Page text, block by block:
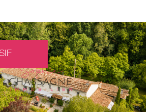
VOIR LE
BIEN